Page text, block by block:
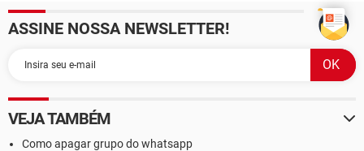
ASSINE NOSSA NEWSLETTER!
VEJA TAMBÉM
Como apagar grupo do whatsapp